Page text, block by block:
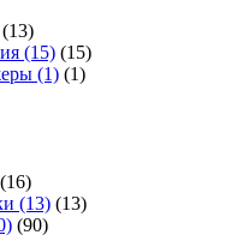
(13)
(15) (15)
(1) (1)
(16)
(13) (13)
(90)